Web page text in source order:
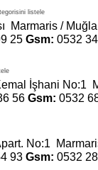
listele
Marmaris / Muğla
25 Gsm: 0532
İşhani No:1
56 Gsm: 0532
No:1
93 Gsm: 0532